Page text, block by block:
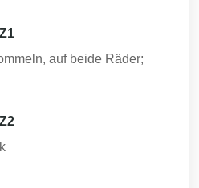
auf beide Räder;